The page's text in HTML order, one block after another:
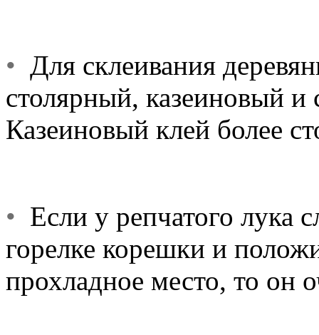
• Для склеивания
столярный, казеиновый и
Казеиновый клей более
• Если у репчатого лука
горелке корешки и
прохладное место, то он